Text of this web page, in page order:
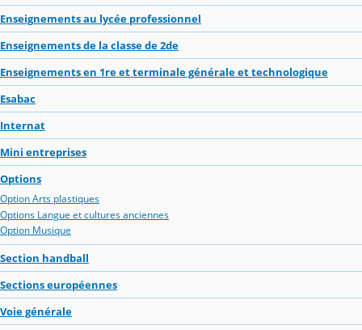
Enseignements au lycée professionnel
Enseignements de la classe de 2de
Enseignements en 1re et terminale générale et technologique
Esabac
Internat
Mini entreprises
Options
Option Arts plastiques
Options Langue et cultures anciennes
Option Musique
Section handball
Sections européennes
Voie générale